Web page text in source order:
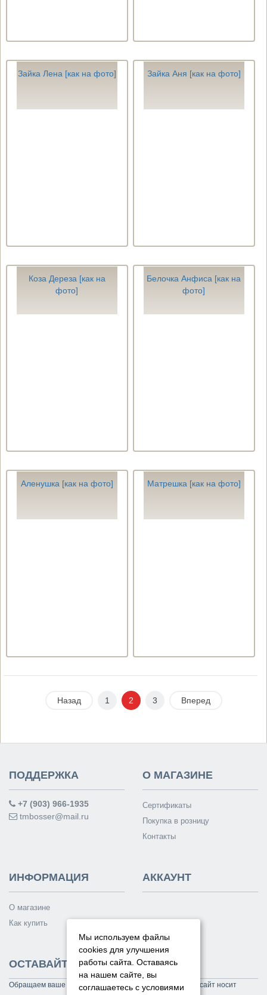
Зайка Лена [как на фото] Зайка Аня [как на фото]
Коза Дереза [как на
фото]
Белочка Анфиса [как на
фото]
Аленушка [как на фото] Матрешка [как на фото]
Назад 1 2 3 Вперед
ПОДДЕРЖКА
+7 (903) 966-1935
tmbosser@mail.ru
О МАГАЗИНЕ
Сертификаты
Покупка в розницу
Контакты
ИНФОРМАЦИЯ
О магазине
Как купить
АККАУНТ
ОСТАВАЙТЕСЬ НА СВЯЗИ
Обращаем ваше внимание на то, что данный интернет-сайт носит
Мы используем файлы
cookies для улучшения
работы сайта. Оставаясь
на нашем сайте, вы
соглашаетесь с условиями